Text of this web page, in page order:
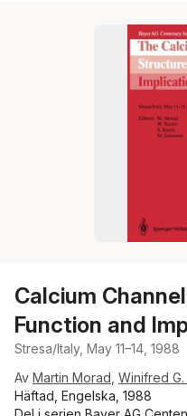
Calcium
Function and
Stresa/Italy, May 11–14, 1988
Av Martin Morad Winifred
Häftad, Engelska, 1988